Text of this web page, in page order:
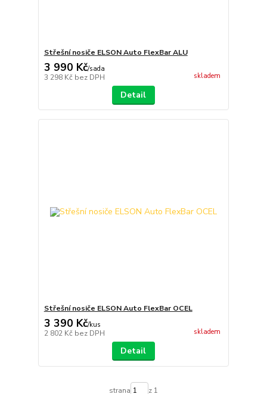
Střešní nosiče ELSON Auto FlexBar ALU
3 990 Kč/sada
3 298 Kč bez DPH skladem
Detail
Střešní nosiče ELSON Auto FlexBar OCEL
3 390 Kč/kus
2 802 Kč bez DPH skladem
Detail
strana z 1